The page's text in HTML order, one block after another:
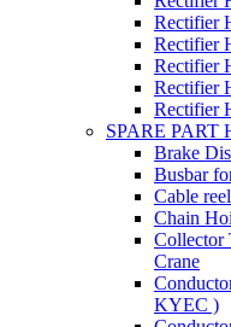
Rectifier
Rectifier
Rectifier
Rectifier
Rectifier
SPARE PART
Brake
Busbar
Cable
Chain
Collector
Crane
KYEC )